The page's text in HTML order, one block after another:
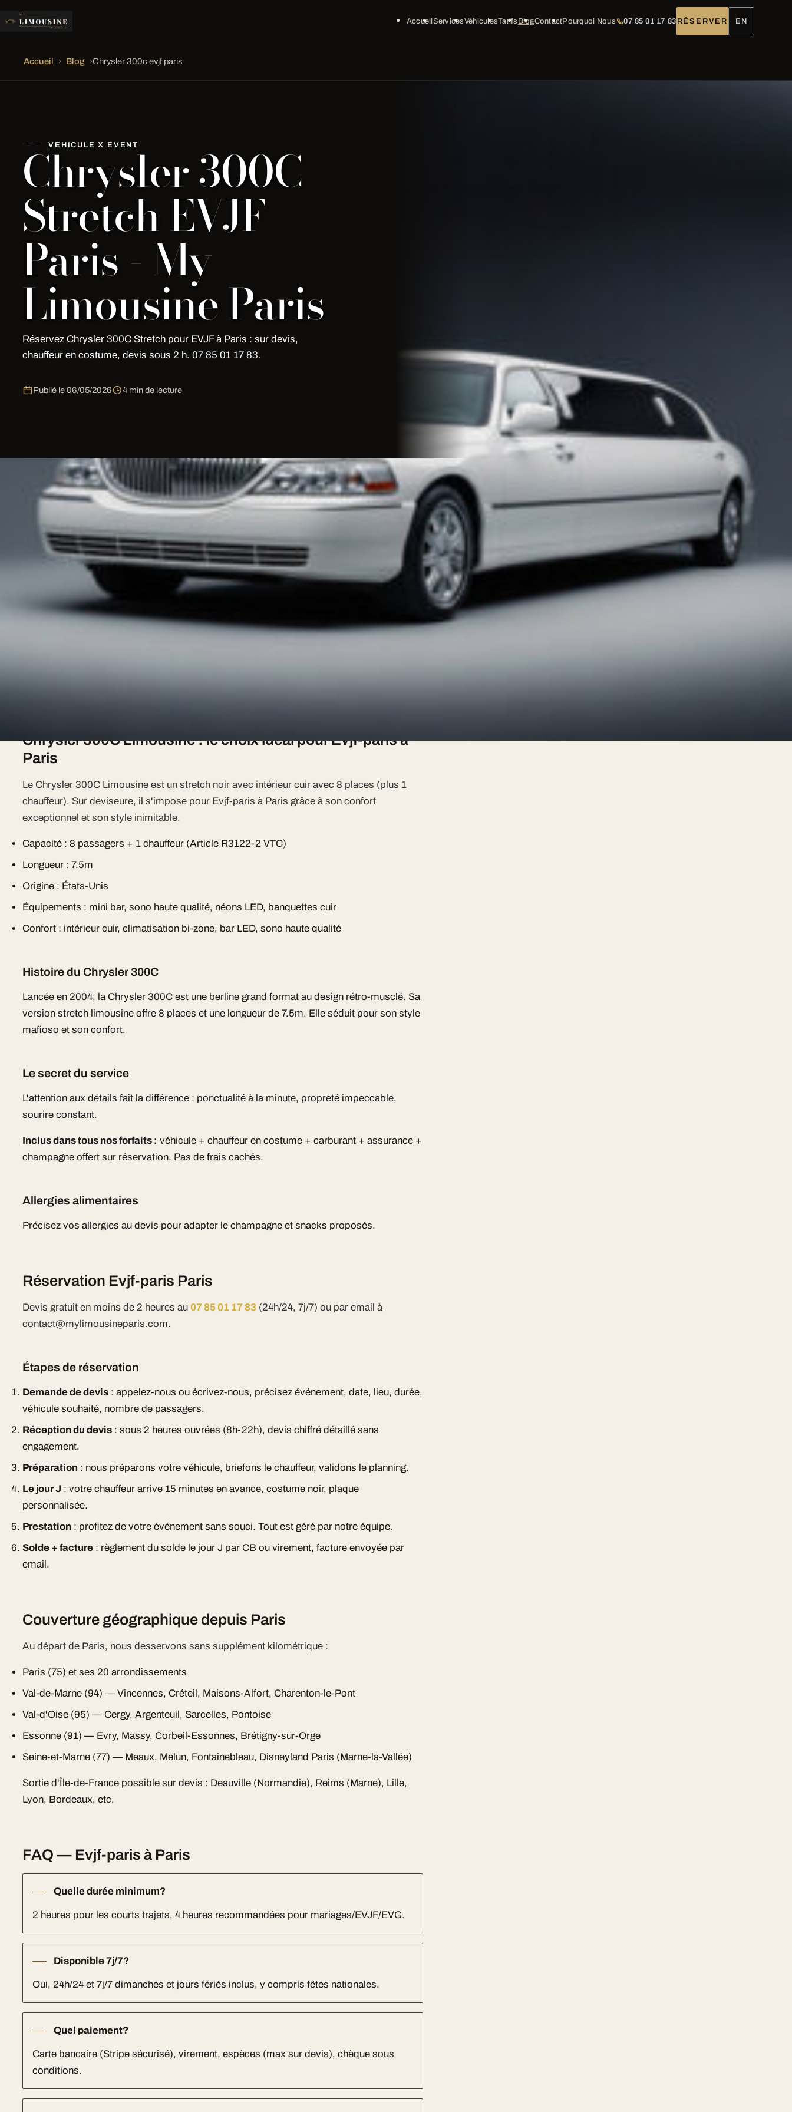
AccueilServicesVéhiculesTarifsBlogContactPourquoi Nous 07 85 01 17 83 RÉSERVER EN
Accueil › Blog ›Chrysler 300c evjf paris
VEHICULE X EVENT
Chrysler 300C
Stretch EVJF
Paris - My
Limousine Paris
Réservez Chrysler 300C Stretch pour EVJF à Paris : sur devis,
chauffeur en costume, devis sous 2 h. 07 85 01 17 83.
Publié le06/05/2026 4 min de lecture
Profitez de Evjf-paris à Paris avec My Limousine Paris : confort exceptionnel, ambiance
soignée, expérience mémorable.
Evjf-paris à Paris — l'expérience VIP
premium est à votre disposition pour transformer cet événement.
Evjf-paris à Paris
Paris fait partie du département Paris et est desservie par My Limousine Paris sans
Chrysler 300C Limousine : le choix idéal pour Evjf-paris à
Paris
Le Chrysler 300C Limousine est un stretch noir avec intérieur cuir avec 8 places (plus 1
chauffeur). Sur deviseure, il s'impose pour Evjf-paris à Paris grâce à son confort
exceptionnel et son style inimitable.
Capacité : 8 passagers + 1 chauffeur (Article R3122-2 VTC)
Longueur : 7.5m
Origine : États-Unis
Équipements : mini bar, sono haute qualité, néons LED, banquettes cuir
Confort : intérieur cuir, climatisation bi-zone, bar LED, sono haute qualité
Histoire du Chrysler 300C
Lancée en 2004, la Chrysler 300C est une berline grand format au design rétro-musclé. Sa
version stretch limousine offre 8 places et une longueur de 7.5m. Elle séduit pour son style
mafioso et son confort.
Le secret du service
L'attention aux détails fait la différence : ponctualité à la minute, propreté impeccable,
sourire constant.
Inclus dans tous nos forfaits : véhicule + chauffeur en costume + carburant + assurance +
champagne offert sur réservation. Pas de frais cachés.
Allergies alimentaires
Précisez vos allergies au devis pour adapter le champagne et snacks proposés.
Réservation Evjf-paris Paris
Devis gratuit en moins de 2 heures au07 85 01 17 83 (24h/24, 7j/7) ou par email à
contact@mylimousineparis.com.
Étapes de réservation
Demande de devis : appelez-nous ou écrivez-nous, précisez événement, date, lieu, durée,
véhicule souhaité, nombre de passagers.
Réception du devis : sous 2 heures ouvrées (8h-22h), devis chiffré détaillé sans
engagement.
Préparation : nous préparons votre véhicule, briefons le chauffeur, validons le planning.
Le jour J : votre chauffeur arrive 15 minutes en avance, costume noir, plaque
personnalisée.
Prestation : profitez de votre événement sans souci. Tout est géré par notre équipe.
Solde + facture : règlement du solde le jour J par CB ou virement, facture envoyée par
email.
Couverture géographique depuis Paris
Au départ de Paris, nous desservons sans supplément kilométrique :
Paris (75) et ses 20 arrondissements
Val-de-Marne (94) — Vincennes, Créteil, Maisons-Alfort, Charenton-le-Pont
Val-d'Oise (95) — Cergy, Argenteuil, Sarcelles, Pontoise
Essonne (91) — Evry, Massy, Corbeil-Essonnes, Brétigny-sur-Orge
Seine-et-Marne (77) — Meaux, Melun, Fontainebleau, Disneyland Paris (Marne-la-Vallée)
Sortie d'Île-de-France possible sur devis : Deauville (Normandie), Reims (Marne), Lille,
Lyon, Bordeaux, etc.
FAQ — Evjf-paris à Paris
Quelle durée minimum?
2 heures pour les courts trajets, 4 heures recommandées pour mariages/EVJF/EVG.
Disponible 7j/7?
Oui, 24h/24 et 7j/7 dimanches et jours fériés inclus, y compris fêtes nationales.
Quel paiement?
Carte bancaire (Stripe sécurisé), virement, espèces (max sur devis), chèque sous
conditions.